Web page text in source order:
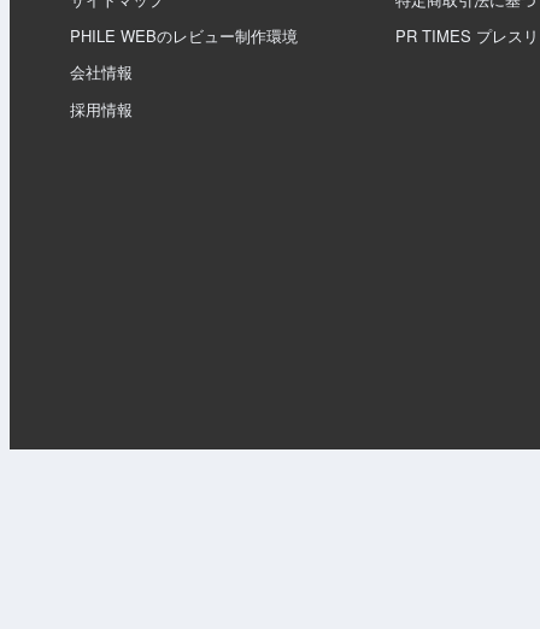
PHILE WEBのレビュー制作環境
会社情報
採用情報
PR TIMES プレス